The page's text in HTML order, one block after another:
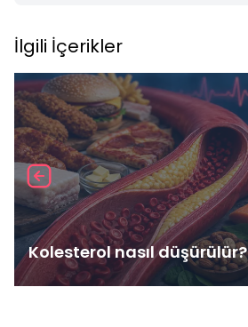
İlgili İçerikler
Kolesterol nasıl düşürülür?